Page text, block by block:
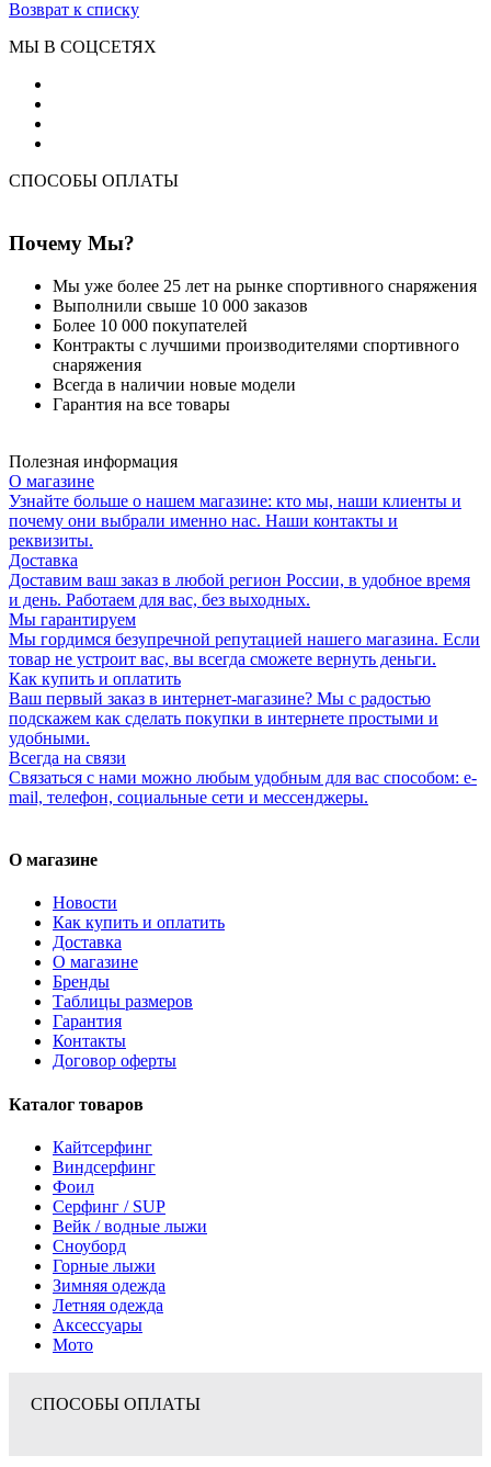
Возврат к списку
МЫ В СОЦСЕТЯХ
СПОСОБЫ ОПЛАТЫ
Почему Мы?
Мы уже более 25 лет на рынке спортивного снаряжения
Выполнили свыше 10 000 заказов
Более 10 000 покупателей
Контракты с лучшими производителями спортивного
снаряжения
Всегда в наличии новые модели
Гарантия на все товары
Полезная информация
О магазине
Узнайте больше о нашем магазине: кто мы, наши клиенты и
почему они выбрали именно нас. Наши контакты и
реквизиты.
Доставка
Доставим ваш заказ в любой регион России, в удобное время
и день. Работаем для вас, без выходных.
Мы гарантируем
Мы гордимся безупречной репутацией нашего магазина. Если
товар не устроит вас, вы всегда сможете вернуть деньги.
Как купить и оплатить
Ваш первый заказ в интернет-магазине? Мы с радостью
подскажем как сделать покупки в интернете простыми и
удобными.
Всегда на связи
Связаться с нами можно любым удобным для вас способом: e-
mail, телефон, социальные сети и мессенджеры.
О магазине
Новости
Как купить и оплатить
Доставка
О магазине
Бренды
Таблицы размеров
Гарантия
Контакты
Договор оферты
Каталог товаров
Кайтсерфинг
Виндсерфинг
Фоил
Серфинг / SUP
Вейк / водные лыжи
Сноуборд
Горные лыжи
Зимняя одежда
Летняя одежда
Аксессуары
Мото
СПОСОБЫ ОПЛАТЫ